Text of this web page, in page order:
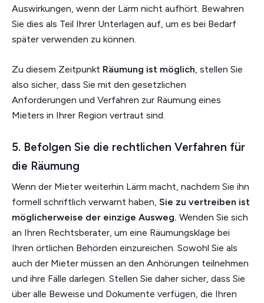
Auswirkungen, wenn der Lärm nicht aufhört. Bewahren
Sie dies als Teil Ihrer Unterlagen auf, um es bei Bedarf
später verwenden zu können.
Zu diesem Zeitpunkt Räumung ist möglich, stellen Sie
also sicher, dass Sie mit den gesetzlichen
Anforderungen und Verfahren zur Räumung eines
Mieters in Ihrer Region vertraut sind.
5. Befolgen Sie die rechtlichen Verfahren für
die Räumung
Wenn der Mieter weiterhin Lärm macht, nachdem Sie ihn
formell schriftlich verwarnt haben, Sie zu vertreiben ist
möglicherweise der einzige Ausweg. Wenden Sie sich
an Ihren Rechtsberater, um eine Räumungsklage bei
Ihren örtlichen Behörden einzureichen. Sowohl Sie als
auch der Mieter müssen an den Anhörungen teilnehmen
und ihre Fälle darlegen. Stellen Sie daher sicher, dass Sie
über alle Beweise und Dokumente verfügen, die Ihren